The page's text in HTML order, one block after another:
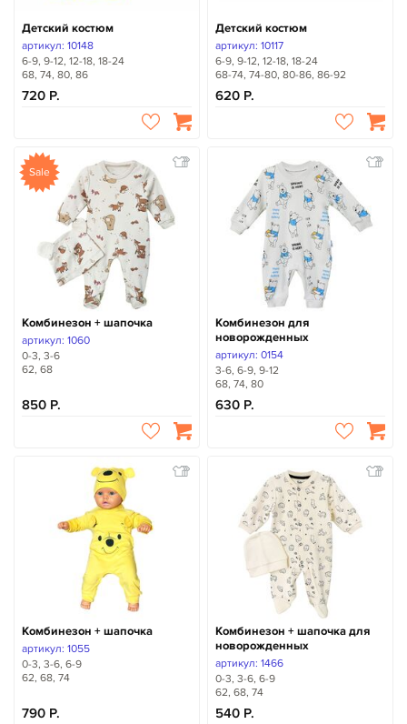
Детский костюм
артикул: 10148
6-9, 9-12, 12-18, 18-24
68, 74, 80, 86
720
Детский костюм
артикул: 10117
6-9, 9-12, 12-18, 18-24
68-74, 74-80, 80-86, 86-92
620
Sale
Комбинезон + шапочка
артикул: 1060
0-3, 3-6
62, 68
850
Комбинезон для
новорожденных
артикул: 0154
3-6, 6-9, 9-12
68, 74, 80
630
Комбинезон + шапочка
артикул: 1055
0-3, 3-6, 6-9
62, 68, 74
790
Комбинезон + шапочка для
новорожденных
артикул: 1466
0-3, 3-6, 6-9
62, 68, 74
540